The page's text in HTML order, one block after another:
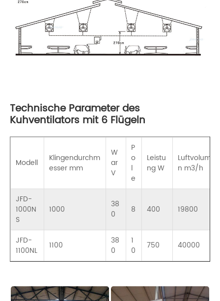
Technische Parameter des
Kuhventilators mit 6 Flügeln
Modell
Klingendurchm
esser mm
W
ar
V
P
o
l
e
Leistu
ng W
Luftvolume
n m3/h
JFD-
1000N
S
1000
38
0
8 400 19800
JFD-
1100NL
1100
38
0
1
0
750 40000